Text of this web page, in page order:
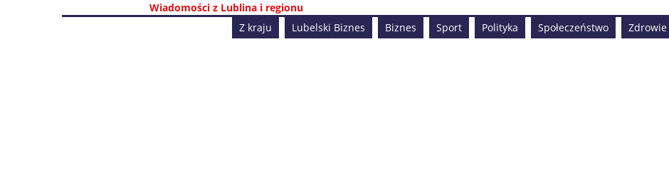
Wiadomości z Lublina i regionu
Z kraju Lubelski Biznes Biznes Sport Polityka Społeczeństwo Zdrowie